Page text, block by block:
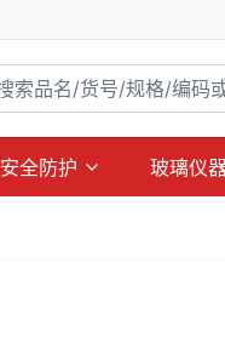
安全防护 玻璃仪